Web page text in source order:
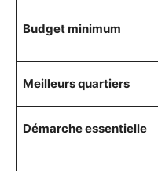
Budget minimum
Meilleurs quartiers
Démarche essentielle